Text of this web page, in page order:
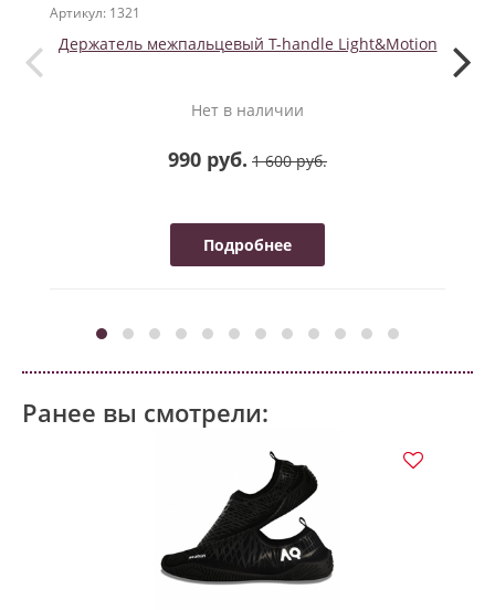
Артикул: 1321
Держатель межпальцевый T-handle Light&Motion
Нет в наличии
990 руб. 1 600 руб.
Подробнее
Ранее вы смотрели: